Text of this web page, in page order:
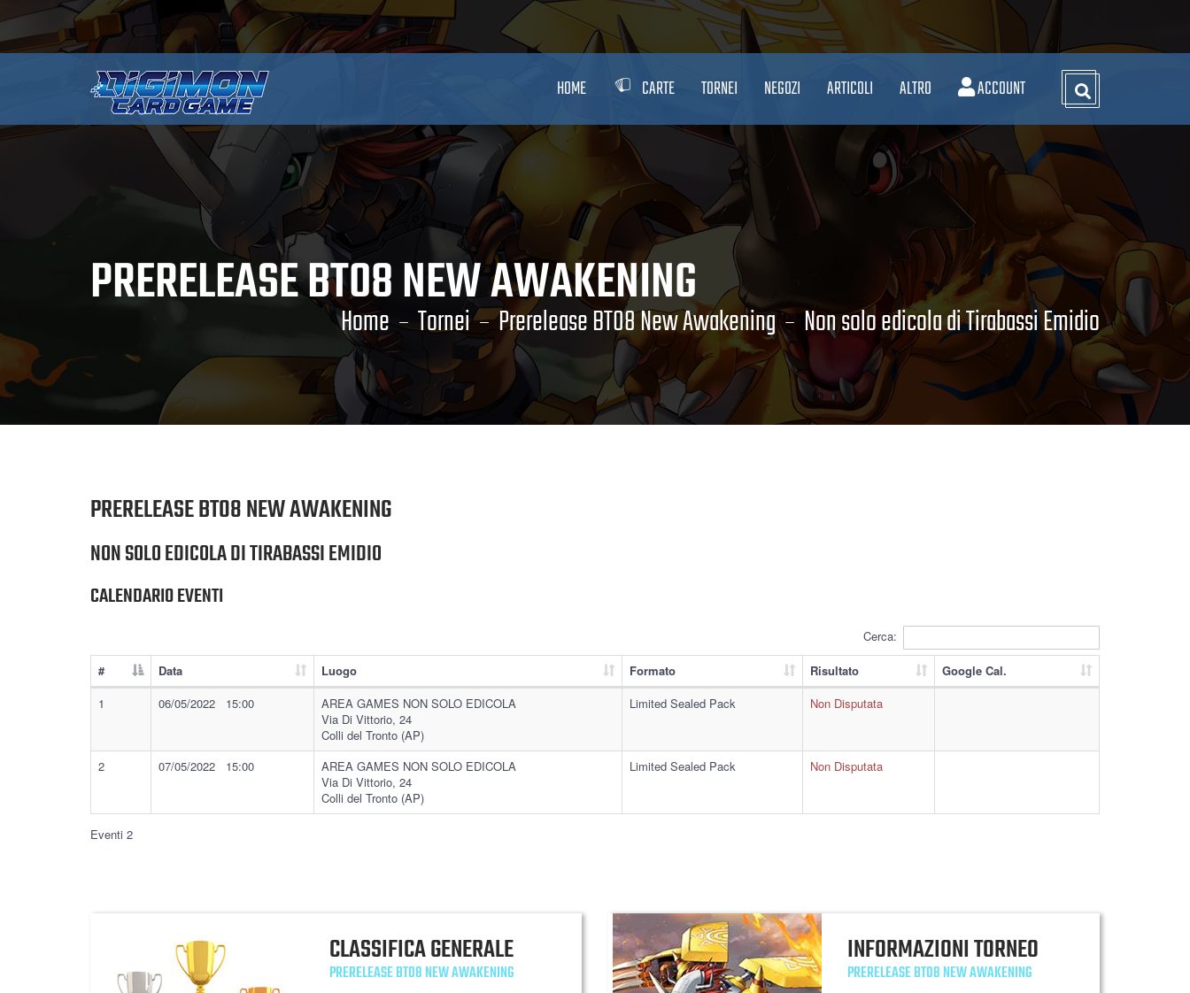
HOME CARTE TORNEI NEGOZI ARTICOLI ALTRO ACCOUNT
PRERELEASE BT08 NEW AWAKENING
Home Tornei Prerelease BT08 New Awakening Non solo edicola di Tirabassi Emidio
PRERELEASE BT08 NEW AWAKENING
NON SOLO EDICOLA DI TIRABASSI EMIDIO
CALENDARIO EVENTI
Cerca:
# Data Luogo Formato Risultato
Google Cal.
1
06/05/2022 15:00
AREA GAMES NON SOLO EDICOLA
Via Di Vittorio, 24
Colli del Tronto (AP)
Limited Sealed Pack Non Disputata
2 07/05/2022 15:00
AREA GAMES NON SOLO EDICOLA
Via Di Vittorio, 24
Colli del Tronto (AP)
Limited Sealed Pack Non Disputata
Eventi 2
CLASSIFICA GENERALE
PRERELEASE BT08 NEW AWAKENING
INFORMAZIONI TORNEO
PRERELEASE BT08 NEW AWAKENING